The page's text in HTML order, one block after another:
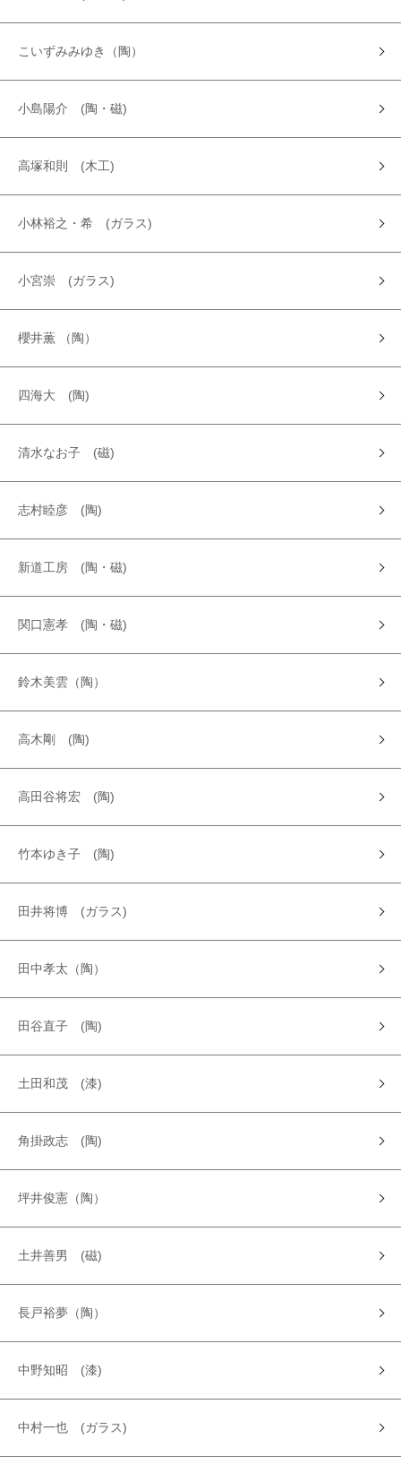
こいずみみゆき（陶）
小島陽介 (陶・磁)
高塚和則 (木工)
小林裕之・希 (ガラス)
小宮崇 (ガラス)
櫻井薫 （陶）
四海大 (陶)
清水なお子 (磁)
志村睦彦 (陶)
新道工房 (陶・磁)
関口憲孝 (陶・磁)
鈴木美雲（陶）
高木剛 (陶)
高田谷将宏 (陶)
竹本ゆき子 (陶)
田井将博 (ガラス)
田中孝太（陶）
田谷直子 (陶)
土田和茂 (漆)
角掛政志 (陶)
坪井俊憲（陶）
土井善男 (磁)
長戸裕夢（陶）
中野知昭 (漆)
中村一也 (ガラス)